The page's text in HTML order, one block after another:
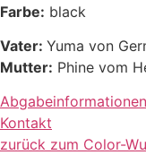
Farbe: black
Vater: Yuma von
Mutter: Phine vom
Abgabeinformationen
Kontakt
zurück zum Color-